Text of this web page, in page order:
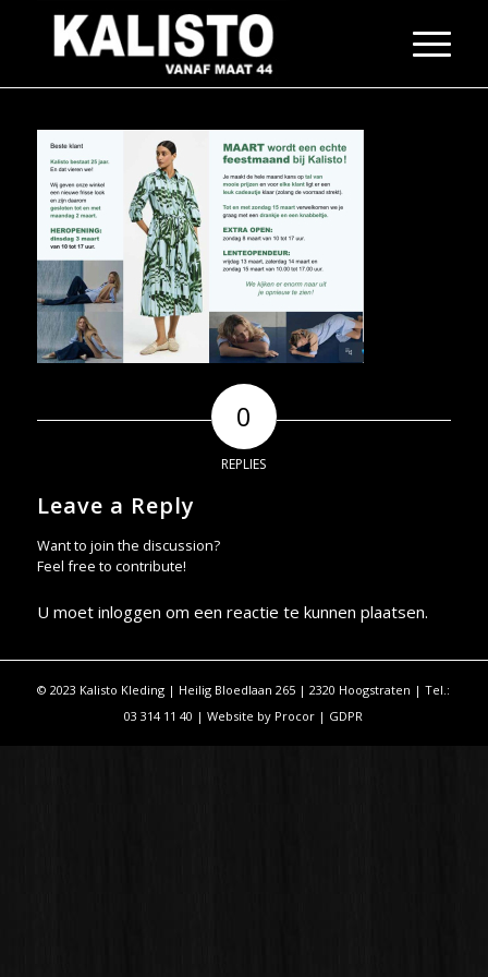
0
REPLIES
Leave a Reply
Want to join the discussion?
Feel free to contribute!
U moet inloggen om een reactie te kunnen plaatsen.
© 2023 Kalisto Kleding | Heilig Bloedlaan 265 | 2320 Hoogstraten | Tel.:
03 314 11 40 | Website by Procor | GDPR